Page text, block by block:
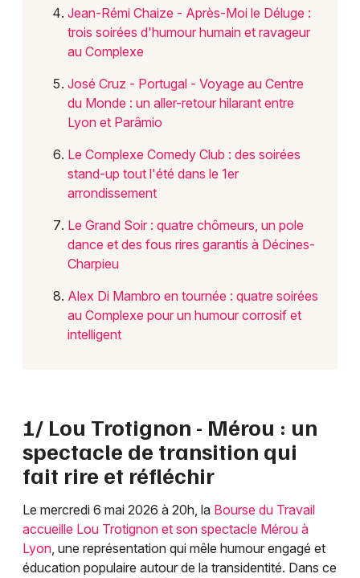
69 - Rhône
Choisir mes départements
Je m'abonne
Jean-Rémi Chaize - Après-Moi le Déluge :
trois soirées d'humour humain et ravageur
au Complexe
José Cruz - Portugal - Voyage au Centre
du Monde : un aller-retour hilarant entre
Lyon et Parâmio
Le Complexe Comedy Club : des soirées
stand-up tout l'été dans le 1er
arrondissement
Le Grand Soir : quatre chômeurs, un pole
dance et des fous rires garantis à Décines-
Charpieu
Alex Di Mambro en tournée : quatre soirées
au Complexe pour un humour corrosif et
intelligent
1/ Lou Trotignon - Mérou : un
spectacle de transition qui
fait rire et réfléchir
Le mercredi 6 mai 2026 à 20h, la Bourse du Travail
accueille Lou Trotignon et son spectacle Mérou à
Lyon, une représentation qui mêle humour engagé et
éducation populaire autour de la transidentité. Dans ce